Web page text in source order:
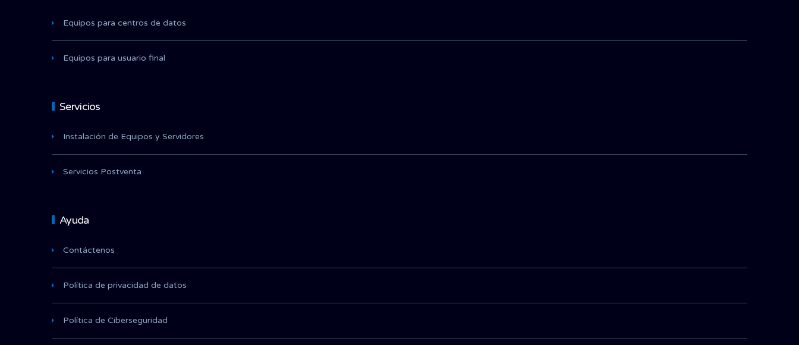
Equipos para centros de datos
Equipos para usuario final
Servicios
Instalación de Equipos y Servidores
Servicios Postventa
Ayuda
Contáctenos
Política de privacidad de datos
Política de Ciberseguridad